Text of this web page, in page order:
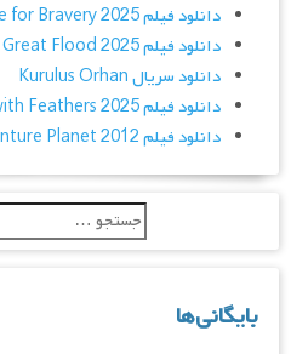
دانلود فیلم A Time for Bravery 2025
دانلود فیلم The Great Flood 2025
دانلود سریال Kurulus Orhan
دانلود فیلم The Thing with Feathers 2025
دانلود فیلم Adventure Planet 2012
بایگانی‌ها